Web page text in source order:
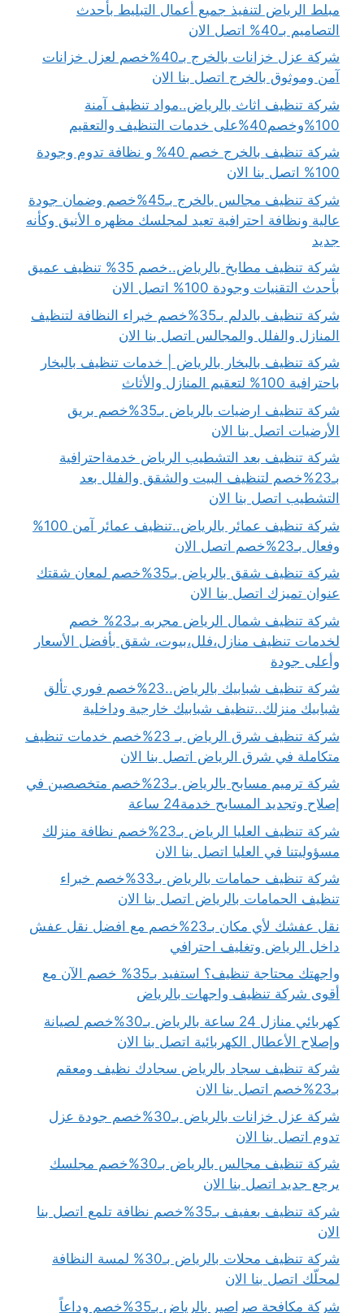
مبلط الرياض لتنفيذ جميع أعمال التبليط بأحدث
التصاميم بـ40% اتصل الان
شركة عزل خزانات بالخرج بـ40%خصم لعزل خزانات
آمن وموثوق بالخرج اتصل بنا الان
شركة تنظيف اثاث بالرياض..مواد تنظيف آمنة
100%وخصم40%على خدمات التنظيف والتعقيم
شركة تنظيف بالخرج خصم 40% و نظافة تدوم وجودة
100% اتصل بنا الان
شركة تنظيف مجالس بالخرج بـ45%خصم وضمان جودة
عالية ونظافة احترافية تعيد لمجلسك مظهره الأنيق وكأنه
جديد
شركة تنظيف مطابخ بالرياض..خصم 35% تنظيف عميق
بأحدث التقنيات وجودة 100% اتصل الان
شركة تنظيف بالدلم بـ35%خصم خبراء النظافة لتنظيف
المنازل والفلل والمجالس اتصل بنا الان
شركة تنظيف بالبخار بالرياض | خدمات تنظيف بالبخار
باحترافية 100% لتعقيم المنازل والأثاث
شركة تنظيف ارضيات بالرياض بـ35%خصم بريق
الأرضيات اتصل بنا الان
شركة تنظيف بعد التشطيب الرياض خدمةاحترافية
بـ23%خصم لتنظيف البيت والشقق والفلل بعد
التشطيب اتصل بنا الان
شركة تنظيف عمائر بالرياض..تنظيف عمائر آمن 100%
وفعال بـ23%خصم اتصل الان
شركة تنظيف شقق بالرياض بـ35%خصم لمعان شقتك
عنوان تميزك اتصل بنا الان
شركة تنظيف شمال الرياض مجربه بـ23% خصم
لخدمات تنظيف منازل،فلل،بيوت، شقق بأفضل الأسعار
وأعلى جودة
شركة تنظيف شبابيك بالرياض..23%خصم فوري تألق
شبابيك منزلك..تنظيف شبابيك خارجية وداخلية
شركة تنظيف شرق الرياض بـ 23%خصم خدمات تنظيف
متكاملة في شرق الرياض اتصل بنا الان
شركة ترميم مسابح بالرياض بـ23%خصم متخصصين في
إصلاح وتجديد المسابح خدمة24 ساعة
شركة تنظيف العليا الرياض بـ23%خصم نظافة منزلك
مسؤوليتنا في العليا اتصل بنا الان
شركة تنظيف حمامات بالرياض بـ33%خصم خبراء
تنظيف الحمامات بالرياض اتصل بنا الان
نقل عفشك لأي مكان بـ23%خصم مع افضل نقل عفش
داخل الرياض وتغليف احترافي
واجهتك محتاجة تنظيف؟ استفيد بـ35% خصم الآن مع
أقوى شركة تنظيف واجهات بالرياض
كهربائي منازل 24 ساعة بالرياض بـ30%خصم لصيانة
وإصلاح الأعطال الكهربائية اتصل بنا الان
شركة تنظيف سجاد بالرياض سجادك نظيف ومعقم
بـ23%خصم اتصل بنا الان
شركة عزل خزانات بالرياض بـ30%خصم جودة عزل
تدوم اتصل بنا الان
شركة تنظيف مجالس بالرياض بـ30%خصم مجلسك
يرجع جديد اتصل بنا الان
شركة تنظيف بعفيف بـ35%خصم نظافة تلمع اتصل بنا
الان
شركة تنظيف محلات بالرياض بـ30% لمسة النظافة
لمحلّك اتصل بنا الان
شركة مكافحة صراصير بالرياض بـ35%خصم وداعاً